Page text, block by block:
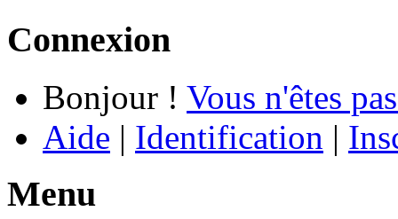
Connexion
Bonjour ! Vous n'êtes
Aide | Identification |
Menu